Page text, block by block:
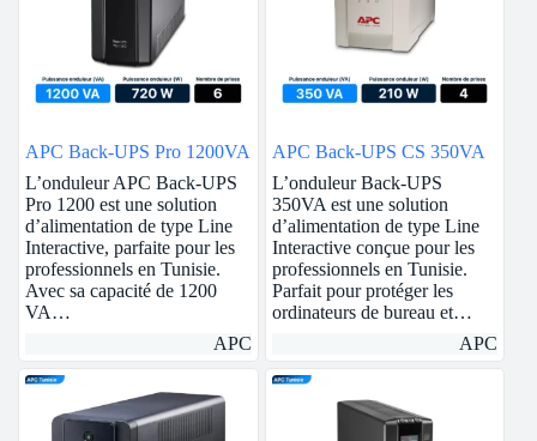
APC Back-UPS Pro 1200VA
L’onduleur APC Back-UPS
Pro 1200 est une solution
d’alimentation de type Line
Interactive, parfaite pour les
professionnels en Tunisie.
Avec sa capacité de 1200
VA…
APC
APC Back-UPS CS 350VA
L’onduleur Back-UPS
350VA est une solution
d’alimentation de type Line
Interactive conçue pour les
professionnels en Tunisie.
Parfait pour protéger les
ordinateurs de bureau et…
APC